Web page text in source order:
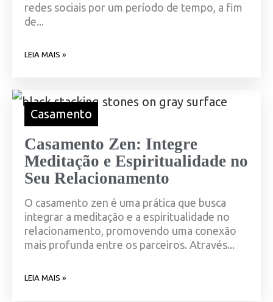
redes sociais por um período de tempo, a fim
de...
LEIA MAIS »
Casamento
Casamento Zen: Integre
Meditação e Espiritualidade no
Seu Relacionamento
O casamento zen é uma prática que busca
integrar a meditação e a espiritualidade no
relacionamento, promovendo uma conexão
mais profunda entre os parceiros. Através...
LEIA MAIS »